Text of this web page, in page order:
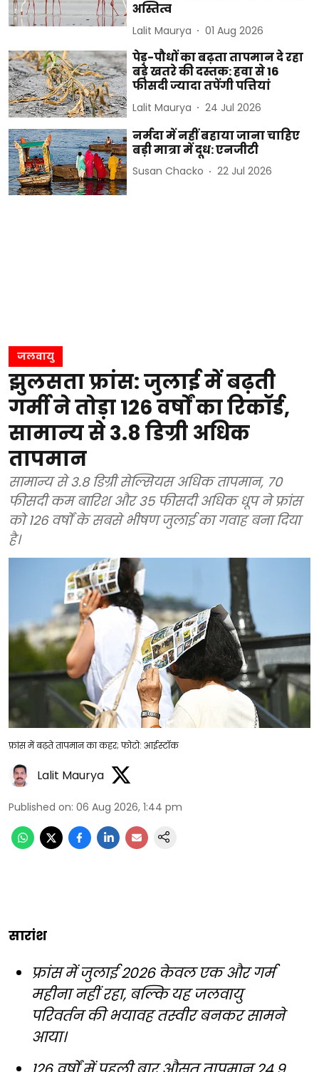
अस्तित्व
Lalit Maurya 01 Aug 2026
पेड़-पौधों का बढ़ता तापमान दे रहा
बड़े खतरे की दस्तक: हवा से 16
फीसदी ज्यादा तपेंगी पत्तियां
Lalit Maurya 24 Jul 2026
नर्मदा में नहीं बहाया जाना चाहिए
बड़ी मात्रा में दूध: एनजीटी
Susan Chacko 22 Jul 2026
जलवायु
झुलसता फ्रांस: जुलाई में बढ़ती
गर्मी ने तोड़ा 126 वर्षों का रिकॉर्ड,
सामान्य से 3.8 डिग्री अधिक
तापमान
सामान्य से 3.8 डिग्री सेल्सियस अधिक तापमान, 70
फीसदी कम बारिश और 35 फीसदी अधिक धूप ने फ्रांस
को 126 वर्षों के सबसे भीषण जुलाई का गवाह बना दिया
है।
फ्रांस में बढ़ते तापमान का कहर; फोटो: आईस्टॉक
Lalit Maurya
Published on: 06 Aug 2026, 1:44 pm
सारांश
फ्रांस में जुलाई 2026 केवल एक और गर्म
महीना नहीं रहा, बल्कि यह जलवायु
परिवर्तन की भयावह तस्वीर बनकर सामने
आया।